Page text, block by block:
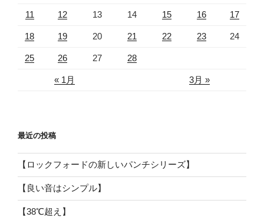
« 1月 3月 »
11 12 13 14 15 16 17
18 19 20 21 22 23 24
25 26 27 28
最近の投稿
【ロックフォードの新しいパンチシリーズ】
【良い音はシンプル】
【38℃超え】